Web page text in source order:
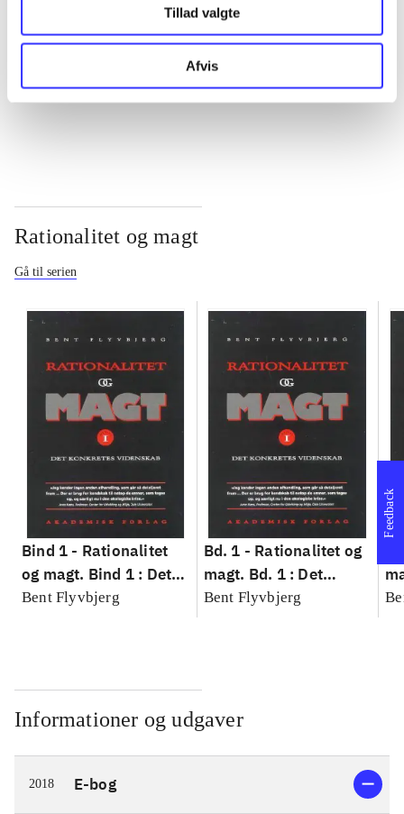
Tillad valgte
Afvis
...
Rationalitet og magt
Gå til serien
Bind 1 - Rationalitet
og magt. Bind 1 : Det
konkretes videnskab
Bent Flyvbjerg
Bd. 1 - Rationalitet og
magt. Bd. 1 : Det
konkretes videnskab
Bent Flyvbjerg
Informationer og udgaver
2018 E-bog
Feedback